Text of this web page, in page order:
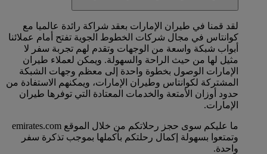
لقد قمنا في طيران الإمارات بعقد شراكة رائدة عالميا مع
كوانتاس في مجال شركات الخطوط الجوية تفتح أمام عملائنا
أبواب شبكة واسعة من الوجهات وتقدم لهم تجربة سفر لا
مثيل لها من حيث الراحة والسهولة. ويمكن لعملاء طيران
الإمارات الوصول بخطوة واحدة إلى معظم وجهات الشبكة
المشتركة لكوانتاس وطيران الإمارات، ويمكنهم الاستفادة من
حدود أوزان الأمتعة والخدمات المعتادة التي توفرها طيران
الإمارات.
ما عليكم سوى حجز رحلاتكم من خلال الموقع emirates.com
وتمتعوا بسهولة إكمال رحلتكم بأكملها بموجب تذكرة سفر
واحدة.